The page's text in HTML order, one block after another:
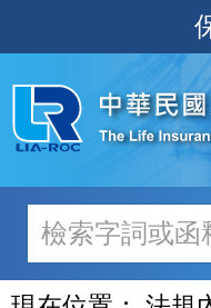
至
主
內
容